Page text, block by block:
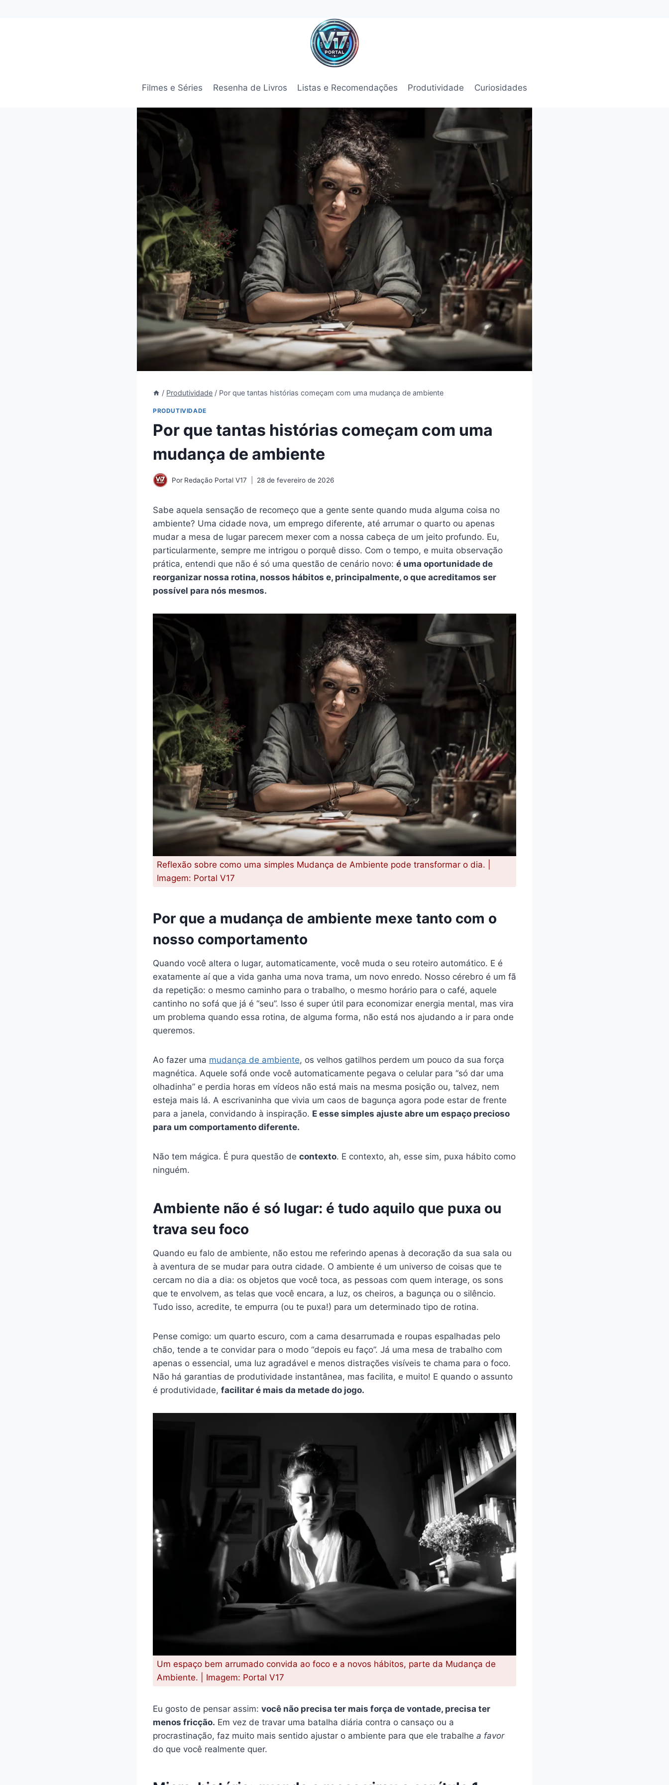
Filmes e Séries Resenha de Livros Listas e Recomendações Produtividade Curiosidades
/ Produtividade / Por que tantas histórias começam com uma mudança de ambiente
PRODUTIVIDADE
Por que tantas histórias começam com uma
mudança de ambiente
Por Redação Portal V17 28 de fevereiro de 2026
Sabe aquela sensação de recomeço que a gente sente quando muda alguma coisa no
ambiente? Uma cidade nova, um emprego diferente, até arrumar o quarto ou apenas
mudar a mesa de lugar parecem mexer com a nossa cabeça de um jeito profundo. Eu,
particularmente, sempre me intrigou o porquê disso. Com o tempo, e muita observação
prática, entendi que não é só uma questão de cenário novo: é uma oportunidade de
reorganizar nossa rotina, nossos hábitos e, principalmente, o que acreditamos ser
possível para nós mesmos.
Reflexão sobre como uma simples Mudança de Ambiente pode transformar o dia. |
Imagem: Portal V17
Por que a mudança de ambiente mexe tanto com o
nosso comportamento
Quando você altera o lugar, automaticamente, você muda o seu roteiro automático. E é
exatamente aí que a vida ganha uma nova trama, um novo enredo. Nosso cérebro é um fã
da repetição: o mesmo caminho para o trabalho, o mesmo horário para o café, aquele
cantinho no sofá que já é “seu”. Isso é super útil para economizar energia mental, mas vira
um problema quando essa rotina, de alguma forma, não está nos ajudando a ir para onde
queremos.
Ao fazer uma mudança de ambiente, os velhos gatilhos perdem um pouco da sua força
magnética. Aquele sofá onde você automaticamente pegava o celular para “só dar uma
olhadinha” e perdia horas em vídeos não está mais na mesma posição ou, talvez, nem
esteja mais lá. A escrivaninha que vivia um caos de bagunça agora pode estar de frente
para a janela, convidando à inspiração. E esse simples ajuste abre um espaço precioso
para um comportamento diferente.
Não tem mágica. É pura questão de contexto. E contexto, ah, esse sim, puxa hábito como
ninguém.
Ambiente não é só lugar: é tudo aquilo que puxa ou
trava seu foco
Quando eu falo de ambiente, não estou me referindo apenas à decoração da sua sala ou
à aventura de se mudar para outra cidade. O ambiente é um universo de coisas que te
cercam no dia a dia: os objetos que você toca, as pessoas com quem interage, os sons
que te envolvem, as telas que você encara, a luz, os cheiros, a bagunça ou o silêncio.
Tudo isso, acredite, te empurra (ou te puxa!) para um determinado tipo de rotina.
Pense comigo: um quarto escuro, com a cama desarrumada e roupas espalhadas pelo
chão, tende a te convidar para o modo “depois eu faço”. Já uma mesa de trabalho com
apenas o essencial, uma luz agradável e menos distrações visíveis te chama para o foco.
Não há garantias de produtividade instantânea, mas facilita, e muito! E quando o assunto
é produtividade, facilitar é mais da metade do jogo.
Um espaço bem arrumado convida ao foco e a novos hábitos, parte da Mudança de
Ambiente. | Imagem: Portal V17
Eu gosto de pensar assim: você não precisa ter mais força de vontade, precisa ter
menos fricção. Em vez de travar uma batalha diária contra o cansaço ou a
procrastinação, faz muito mais sentido ajustar o ambiente para que ele trabalhe a favor
do que você realmente quer.